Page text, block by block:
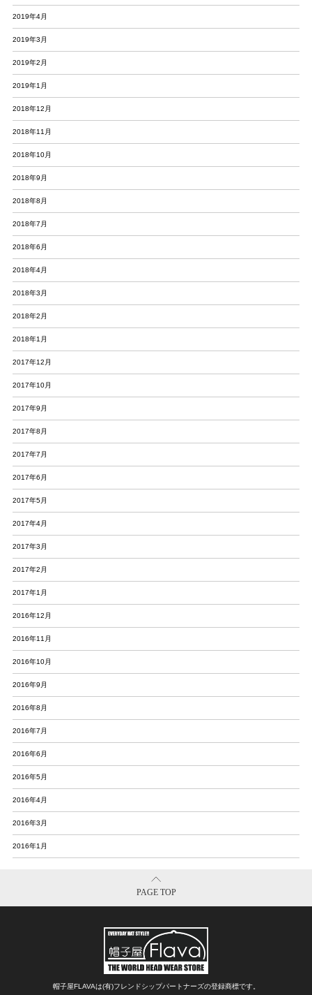
2019年4月
2019年3月
2019年2月
2019年1月
2018年12月
2018年11月
2018年10月
2018年9月
2018年8月
2018年7月
2018年6月
2018年4月
2018年3月
2018年2月
2018年1月
2017年12月
2017年10月
2017年9月
2017年8月
2017年7月
2017年6月
2017年5月
2017年4月
2017年3月
2017年2月
2017年1月
2016年12月
2016年11月
2016年10月
2016年9月
2016年8月
2016年7月
2016年6月
2016年5月
2016年4月
2016年3月
2016年1月
PAGE TOP
帽子屋FLAVAは(有)フレンドシップパートナーズの登録商標です。